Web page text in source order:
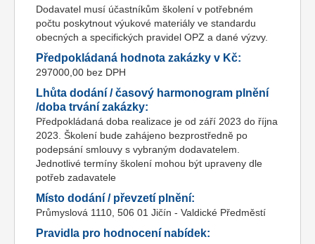
Dodavatel musí účastníkům školení v potřebném
počtu poskytnout výukové materiály ve standardu
obecných a specifických pravidel OPZ a dané výzvy.
Předpokládaná hodnota zakázky v Kč:
297000,00 bez DPH
Lhůta dodání / časový harmonogram plnění
/doba trvání zakázky:
Předpokládaná doba realizace je od září 2023 do října
2023. Školení bude zahájeno bezprostředně po
podepsání smlouvy s vybraným dodavatelem.
Jednotlivé termíny školení mohou být upraveny dle
potřeb zadavatele
Místo dodání / převzetí plnění:
Průmyslová 1110, 506 01 Jičín - Valdické Předměstí
Pravidla pro hodnocení nabídek: